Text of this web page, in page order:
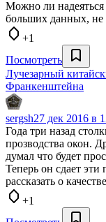
Можно ли надеяться
больших данных, не
+1
Посмотреть
Лучезарный
Франкенштейна
sergsh27 дек 2016 в
Года три назад
прозводства окон.
думал что будет
Теперь он сдает
рассказать о
+1